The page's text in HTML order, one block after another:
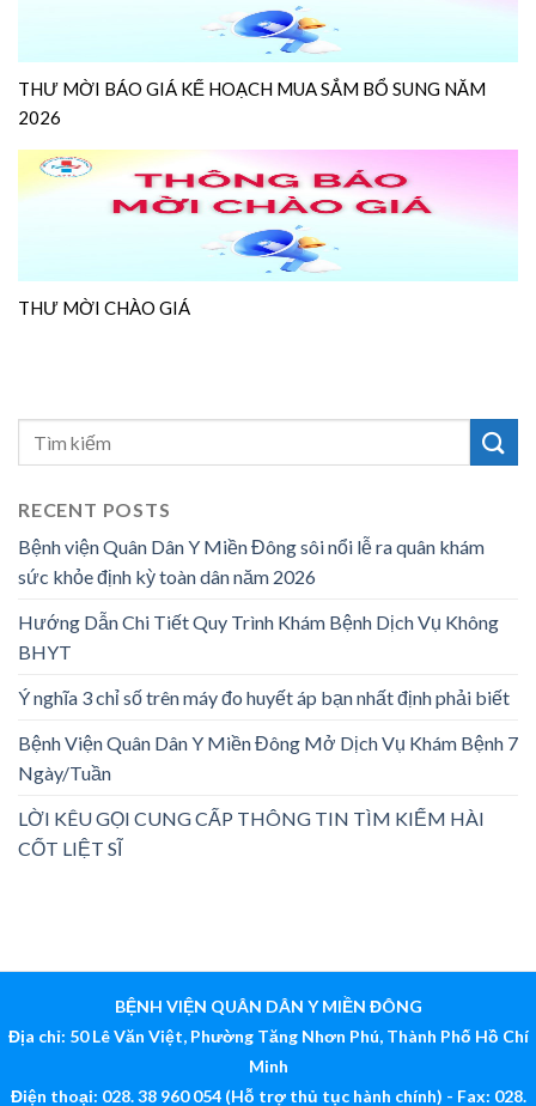
THƯ MỜI BÁO GIÁ KẾ HOẠCH MUA SẮM BỔ SUNG NĂM
2026
THƯ MỜI CHÀO GIÁ
RECENT POSTS
Bệnh viện Quân Dân Y Miền Đông sôi nổi lễ ra quân khám
sức khỏe định kỳ toàn dân năm 2026
Hướng Dẫn Chi Tiết Quy Trình Khám Bệnh Dịch Vụ Không
BHYT
Ý nghĩa 3 chỉ số trên máy đo huyết áp bạn nhất định phải biết
Bệnh Viện Quân Dân Y Miền Đông Mở Dịch Vụ Khám Bệnh 7
Ngày/Tuần
LỜI KÊU GỌI CUNG CẤP THÔNG TIN TÌM KIẾM HÀI
CỐT LIỆT SĨ
BỆNH VIỆN QUÂN DÂN Y MIỀN ĐÔNG
Địa chỉ: 50 Lê Văn Việt, Phường Tăng Nhơn Phú, Thành Phố Hồ Chí
Minh
Điện thoại: 028. 38 960 054 (Hỗ trợ thủ tục hành chính) - Fax: 028.